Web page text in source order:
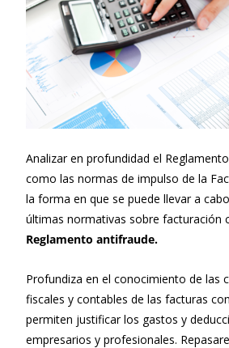
Analizar en profundidad el
como las normas de impulso de la
la forma en que se puede llevar a
últimas normativas sobre facturación
Reglamento antifraude.
Profundiza en el conocimiento de las
fiscales y contables de las facturas
permiten justificar los gastos y
empresarios y profesionales.